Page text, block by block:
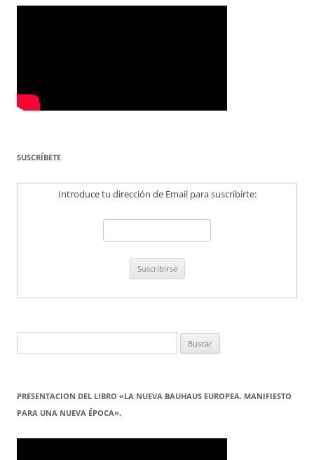
SUSCRÍBETE
Introduce tu dirección de Email para suscribirte:
PRESENTACION DEL LIBRO «LA NUEVA BAUHAUS EUROPEA. MANIFIESTO
PARA UNA NUEVA ÉPOCA».